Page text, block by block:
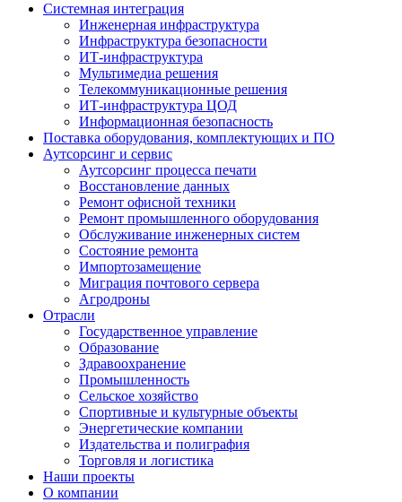
Системная интеграция
Инженерная инфраструктура
Инфраструктура безопасности
ИТ-инфраструктура
Мультимедиа решения
Телекоммуникационные решения
ИТ-инфраструктура ЦОД
Информационная безопасность
Поставка оборудования, комплектующих и ПО
Аутсорсинг и сервис
Аутсорсинг процесса печати
Восстановление данных
Ремонт офисной техники
Ремонт промышленного оборудования
Обслуживание инженерных систем
Состояние ремонта
Импортозамещение
Миграция почтового сервера
Агродроны
Отрасли
Государственное управление
Образование
Здравоохранение
Промышленность
Сельское хозяйство
Спортивные и культурные объекты
Энергетические компании
Издательства и полиграфия
Торговля и логистика
Наши проекты
О компании